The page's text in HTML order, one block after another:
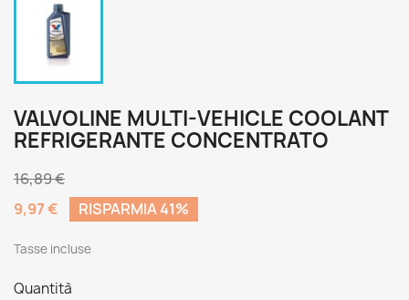
VALVOLINE MULTI-VEHICLE COOLANT
REFRIGERANTE CONCENTRATO
16,89 €
9,97 €
RISPARMIA 41%
Tasse incluse
Quantità